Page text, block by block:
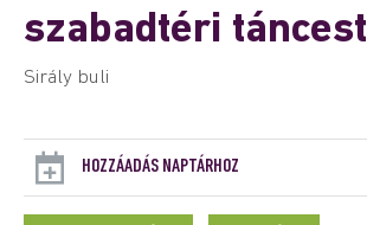
szabadtéri táncest
Sirály buli
HOZZÁADÁS NAPTÁRHOZ